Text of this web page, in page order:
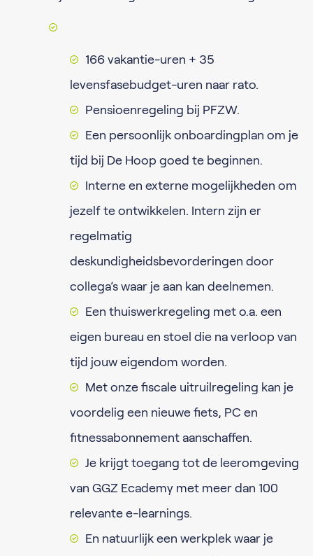
166 vakantie-uren + 35
levensfasebudget-uren naar rato.
Pensioenregeling bij PFZW.
Een persoonlijk onboardingplan om je
tijd bij De Hoop goed te beginnen.
Interne en externe mogelijkheden om
jezelf te ontwikkelen. Intern zijn er
regelmatig
deskundigheidsbevorderingen door
collega’s waar je aan kan deelnemen.
Een thuiswerkregeling met o.a. een
eigen bureau en stoel die na verloop van
tijd jouw eigendom worden.
Met onze fiscale uitruilregeling kan je
voordelig een nieuwe fiets, PC en
fitnessabonnement aanschaffen.
Je krijgt toegang tot de leeromgeving
van GGZ Ecademy met meer dan 100
relevante e-learnings.
En natuurlijk een werkplek waar je